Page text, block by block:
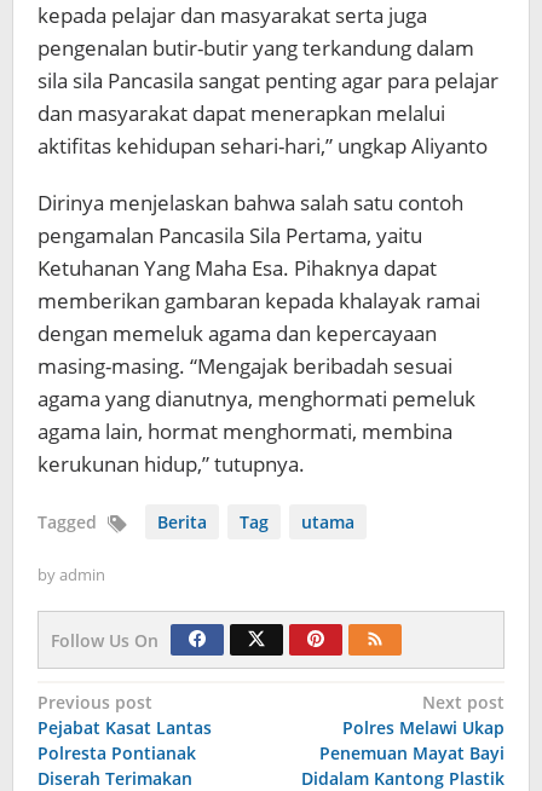
kepada pelajar dan masyarakat serta juga
pengenalan butir-butir yang terkandung dalam
sila sila Pancasila sangat penting agar para pelajar
dan masyarakat dapat menerapkan melalui
aktifitas kehidupan sehari-hari,” ungkap Aliyanto
Dirinya menjelaskan bahwa salah satu contoh
pengamalan Pancasila Sila Pertama, yaitu
Ketuhanan Yang Maha Esa. Pihaknya dapat
memberikan gambaran kepada khalayak ramai
dengan memeluk agama dan kepercayaan
masing-masing. “Mengajak beribadah sesuai
agama yang dianutnya, menghormati pemeluk
agama lain, hormat menghormati, membina
kerukunan hidup,” tutupnya.
Tagged Berita Tag utama
byadmin
Follow Us On
Navigasi
pos
Previous post
Pejabat Kasat Lantas
Polresta Pontianak
Diserah Terimakan
Next post
Polres Melawi Ukap
Penemuan Mayat Bayi
Didalam Kantong Plastik